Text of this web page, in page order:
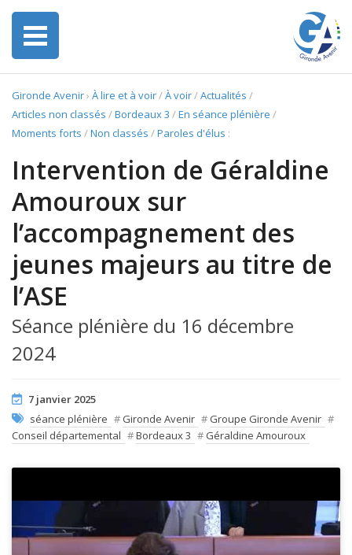
Gironde Avenir› À lire et à voir/À voir/Actualités /
Articles non classés /Bordeaux 3 /En séance plénière /
Moments forts /Non classés /Paroles d'élus :
Intervention de Géraldine
Amouroux sur
l’accompagnement des
jeunes majeurs au titre de
l’ASE
Séance plénière du 16 décembre
2024
7 janvier 2025
séance plénière # Gironde Avenir # Groupe Gironde Avenir #
Conseil départemental #Bordeaux 3 # Géraldine Amouroux